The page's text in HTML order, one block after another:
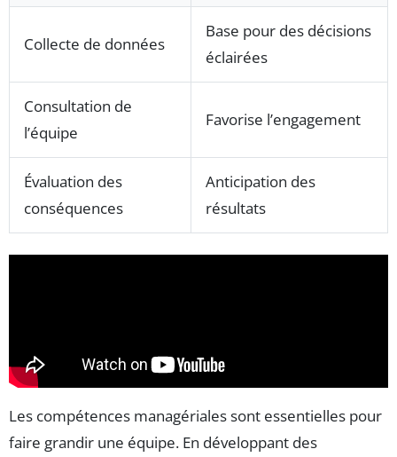
Collecte de données
Base pour des décisions
éclairées
Consultation de
l’équipe
Favorise l’engagement
Évaluation des
conséquences
Anticipation des
résultats
Les compétences managériales sont essentielles pour
faire grandir une équipe. En développant des